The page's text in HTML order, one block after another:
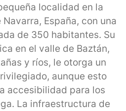
localidad en la
España, con una
de 350 habitantes. Su
en el valle de Baztán,
y ríos, le otorga un
aunque esto
accesibilidad para los
La infraestructura de